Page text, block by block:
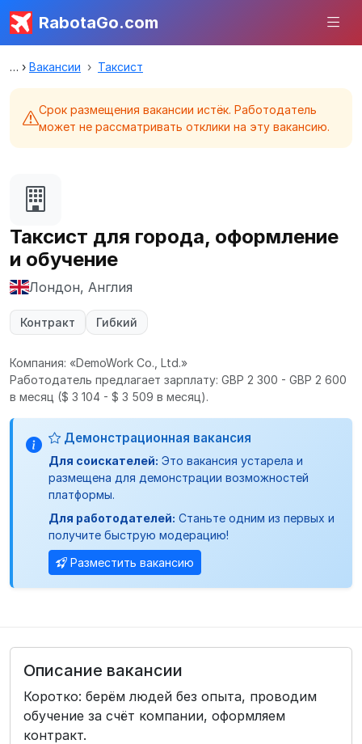
RabotaGo.com
Вакансии Таксист
Срок размещения вакансии истёк. Работодатель
может не рассматривать отклики на эту вакансию.
Таксист для города, оформление
и обучение
Лондон, Англия
Контракт Гибкий
Компания: «DemoWork Co., Ltd.»
Работодатель предлагает зарплату: GBP 2 300 - GBP 2 600
в месяц ($ 3 104 - $ 3 509 в месяц).
Демонстрационная вакансия
Для соискателей: Это вакансия устарела и
размещена для демонстрации возможностей
платформы.
Для работодателей: Станьте одним из первых и
получите быструю модерацию!
Разместить вакансию
Описание вакансии
Коротко: берём людей без опыта, проводим
обучение за счёт компании, оформляем
контракт.